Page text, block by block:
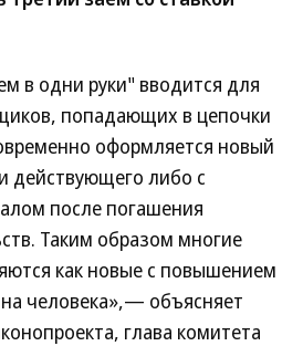
в одни руки" вводится для
попадающих в цепочки
оформляется новый
действующего либо с
после погашения
Таким образом многие
как новые с повышением
человека»,— объясняет
глава комитета